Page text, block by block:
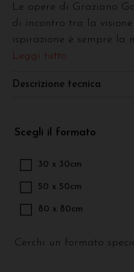
Le opere di Graziano
di incontro tra la
ispirazione è sempre la
Leggi tutto
Descrizione tecnica
Scegli il formato
30 x 30cm
50 x 50cm
80 x 80cm
Cerchi un formato